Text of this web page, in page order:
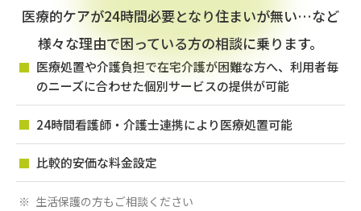
医療的ケアが24時間必要となり住まいが無い…など
様々な理由で困っている方の相談に乗ります。
医療処置や介護負担で在宅介護が困難な方へ、利用者毎
のニーズに合わせた個別サービスの提供が可能
24時間看護師・介護士連携により医療処置可能
比較的安価な料金設定
生活保護の方もご相談ください